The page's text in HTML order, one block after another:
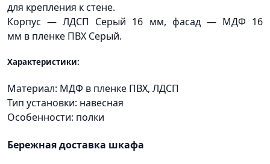
для крепления к стене.
Корпус — ЛДСП Серый 16 мм, фасад — МДФ 16
мм в пленке ПВХ Серый.
Характеристики:
Материал: МДФ в пленке ПВХ, ЛДСП
Тип установки: навесная
Особенности: полки
Бережная доставка шкафа